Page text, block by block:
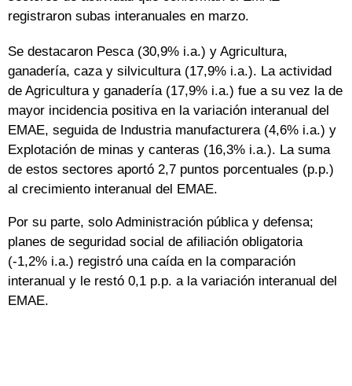
registraron subas interanuales en marzo.
Se destacaron Pesca (30,9% i.a.) y Agricultura,
ganadería, caza y silvicultura (17,9% i.a.). La actividad
de Agricultura y ganadería (17,9% i.a.) fue a su vez la de
mayor incidencia positiva en la variación interanual del
EMAE, seguida de Industria manufacturera (4,6% i.a.) y
Explotación de minas y canteras (16,3% i.a.). La suma
de estos sectores aportó 2,7 puntos porcentuales (p.p.)
al crecimiento interanual del EMAE.
Por su parte, solo Administración pública y defensa;
planes de seguridad social de afiliación obligatoria
(-1,2% i.a.) registró una caída en la comparación
interanual y le restó 0,1 p.p. a la variación interanual del
EMAE.